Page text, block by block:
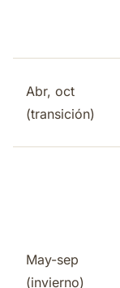
Abr, oct
(transición)
May-sep
(invierno)